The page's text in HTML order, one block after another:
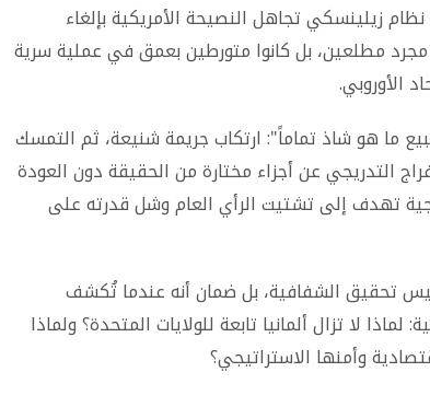
زيلينسكي تجاهل النصيحة الأمريكية بإلغاء
مجرد مطلعين، بل كانوا متورطين بعمق في عملية سرية
الأوروبي.
ما هو شاذ تماماً": ارتكاب جريمة شنيعة، ثم التمسك
التدريجي عن أجزاء مختارة من الحقيقة دون العودة
تهدف إلى تشتيت الرأي العام وشل قدرته على
تحقيق الشفافية، بل ضمان أنه عندما تُكشف
لا تزال ألمانيا تابعة للولايات المتحدة؟ ولماذا
وأمنها الاستراتيجي؟